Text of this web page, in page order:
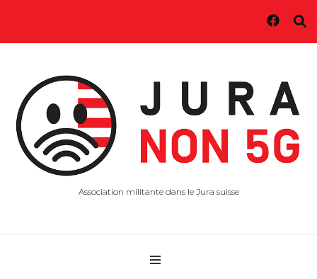
Association militante dans le Jura suisse